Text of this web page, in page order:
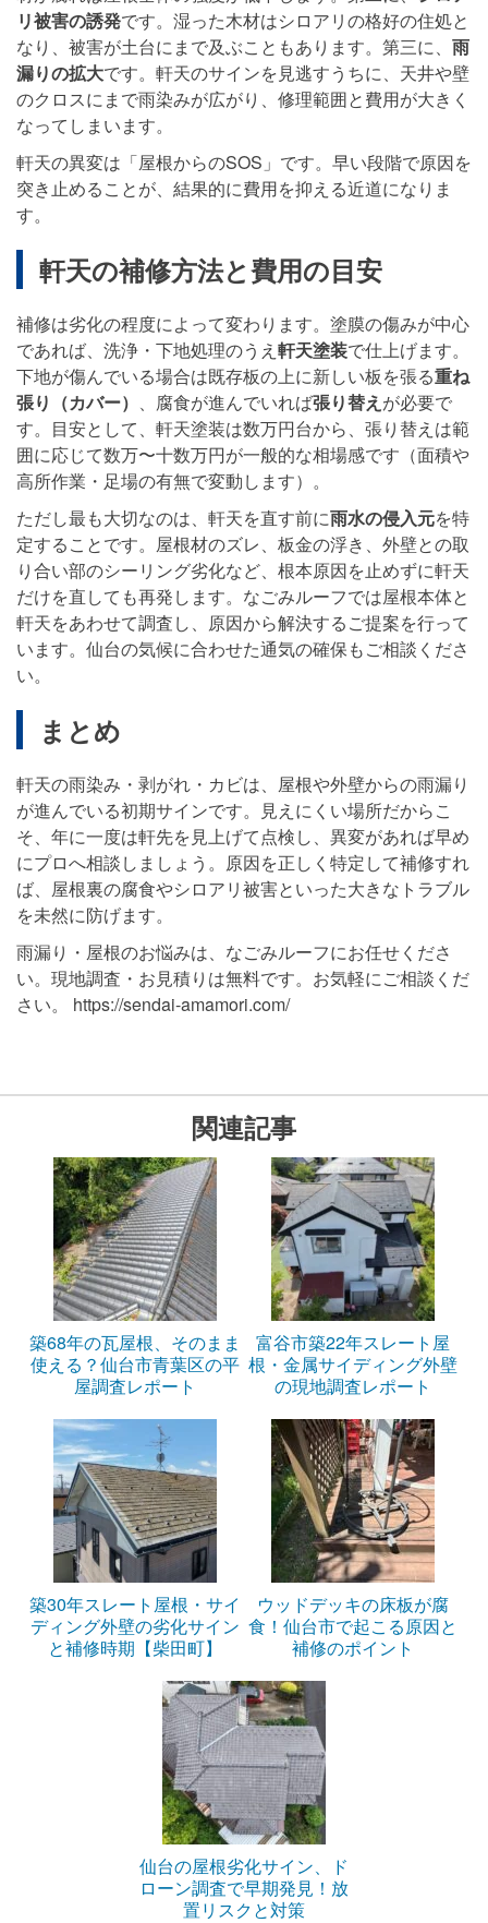
リ被害の誘発です。湿った木材はシロアリの格好の住処と
なり、被害が土台にまで及ぶこともあります。第三に、 雨
漏りの拡大です。軒天のサインを見逃すうちに、天井や壁
のクロスにまで雨染みが広がり、修理範囲と費用が大きく
なってしまいます。
軒天の異変は「屋根からのSOS」です。早い段階で原因を
突き止めることが、結果的に費用を抑える近道になりま
す。
軒天の補修方法と費用の目安
補修は劣化の程度によって変わります。塗膜の傷みが中心
であれば、洗浄・下地処理のうえ 軒天塗装で仕上げます。
下地が傷んでいる場合は既存板の上に新しい板を張る重ね
張り（カバー）
、腐食が進んでいれば張り替え が必要で
す。目安として、軒天塗装は数万円台から、張り替えは範
囲に応じて数万〜十数万円が一般的な相場感です（面積や
高所作業・足場の有無で変動します）。
ただし最も大切なのは、軒天を直す前に雨水の侵入元を特
定することです。屋根材のズレ、板金の浮き、外壁との取
り合い部のシーリング劣化など、根本原因を止めずに軒天
だけを直しても再発します。なごみルーフでは屋根本体と
軒天をあわせて調査し、原因から解決するご提案を行って
います。仙台の気候に合わせた通気の確保もご相談くださ
い。
まとめ
軒天の雨染み・剥がれ・カビは、屋根や外壁からの雨漏り
が進んでいる初期サインです。見えにくい場所だからこ
そ、年に一度は軒先を見上げて点検し、異変があれば早め
にプロへ相談しましょう。原因を正しく特定して補修すれ
ば、屋根裏の腐食やシロアリ被害といった大きなトラブル
を未然に防げます。
雨漏り・屋根のお悩みは、なごみルーフにお任せくださ
い。現地調査・お見積りは無料です。お気軽にご相談くだ
さい。 https://sendai-amamori.com/
関連記事
築68年の瓦屋根、そのまま
使える？仙台市青葉区の平
屋調査レポート
富谷市築22年スレート屋
根・金属サイディング外壁
の現地調査レポート
築30年スレート屋根・サイ
ディング外壁の劣化サイン
と補修時期【柴田町】
ウッドデッキの床板が腐
食！仙台市で起こる原因と
補修のポイント
仙台の屋根劣化サイン、ド
ローン調査で早期発見！放
置リスクと対策